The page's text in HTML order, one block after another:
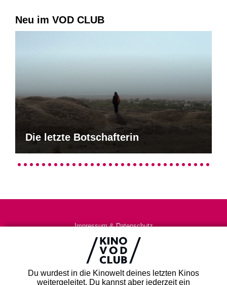
Du wurdest in die Kinowelt deines letzten Kinos
weitergeleitet. Du kannst aber jederzeit ein
Neu im VOD CLUB
Die letzte Botschafterin
Impressum & Datenschutz
AGB
Kontakt
FAQ
Newsletter